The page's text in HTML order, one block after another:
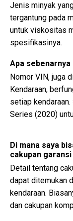
Jenis minyak
tergantung pada
untuk viskositas
spesifikasinya.
Apa sebenarnya
Nomor VIN, juga
Kendaraan,
setiap
Series (2020)
Di mana saya
cakupan
Detail tentang
dapat ditemukan
kendaraan.
dan cakupan